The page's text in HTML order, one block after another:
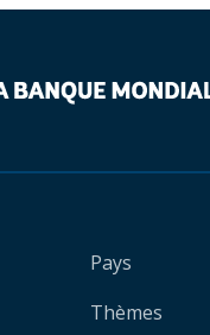
Pays
Thèmes